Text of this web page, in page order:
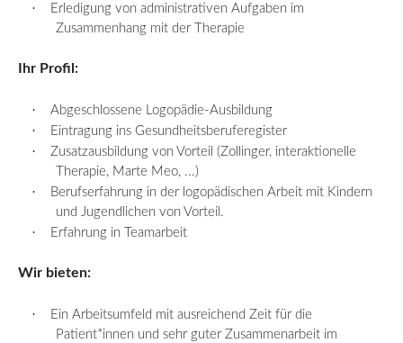
·
Erledigung von administrativen Aufgaben im
Zusammenhang mit der Therapie
Ihr Profil:
· Abgeschlossene Logopädie-Ausbildung
· Eintragung insGesundheitsberuferegister
· Zusatzausbildung von Vorteil (Zollinger, interaktionelle
Therapie, Marte Meo, ...)
·
Berufserfahrung in der logopädischen Arbeit mit Kindern
und Jugendlichen von Vorteil.
· Erfahrung in Teamarbeit
Wir bieten:
· Ein Arbeitsumfeld mit ausreichend Zeit fürdie
Patient*innen und sehr guter Zusammenarbeit im